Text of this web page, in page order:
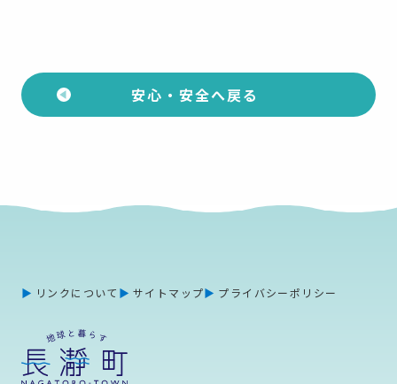
安心・安全へ戻る
リンクについて サイトマップ プライバシーポリシー